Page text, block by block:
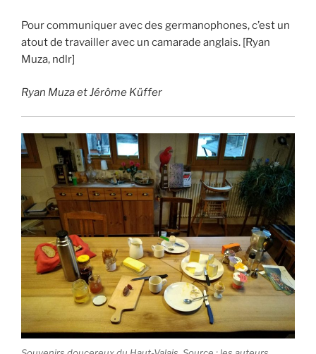
Pour communiquer avec des germanophones, c’est un
atout de travailler avec un camarade anglais. [Ryan
Muza, ndlr]
Ryan Muza et Jérôme Küffer